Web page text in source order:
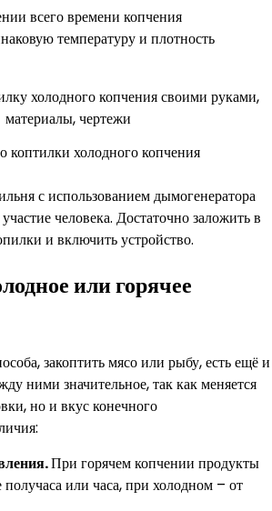
всего времени копчения
температуру и плотность
коптилки холодного копчения
с использованием дымогенератора
человека. Достаточно заложить в
и включить устройство.
или горячее
закоптить мясо или рыбу, есть ещё и
ними значительное, так как меняется
но и вкус конечного
При горячем копчении продукты
получаса или часа, при холодном – от